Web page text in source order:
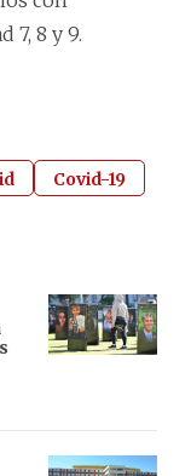
7, 8 y 9.
Covid-19